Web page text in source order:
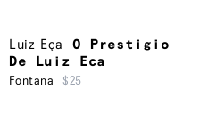
Luiz Eça
O Prestigio
De Luiz Eca
Fontana $25